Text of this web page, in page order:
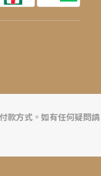
款方式。如有任何疑問請